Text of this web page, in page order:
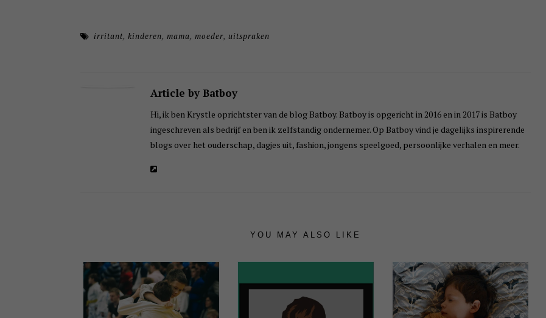
irritant,kinderen,mama,moeder,uitspraken
Article by Batboy
Hi, ik ben Krystle oprichtster van de blog Batboy. Batboy is opgericht in 2016 en in 2017 is Batboy
ingeschreven als bedrijf en ben ik zelfstandig ondernemer. Op Batboy vind je dagelijks inspirerende
blogs over het ouderschap, dagjes uit, fashion, jongens speelgoed, persoonlijke verhalen en meer.
YOU MAY ALSO LIKE